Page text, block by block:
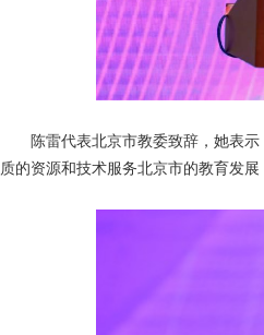
陈雷代表北京市教委致辞，她表
质的资源和技术服务北京市的教育发展